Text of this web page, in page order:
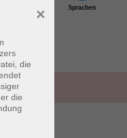
Sprachen
die
die
×